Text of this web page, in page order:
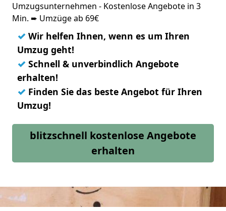
Umzugsunternehmen - Kostenlose Angebote in 3
Min. ➨ Umzüge ab 69€
✓ Wir helfen Ihnen, wenn es um Ihren
Umzug geht!
✓ Schnell & unverbindlich Angebote
erhalten!
✓ Finden Sie das beste Angebot für Ihren
Umzug!
blitzschnell kostenlose Angebote
erhalten